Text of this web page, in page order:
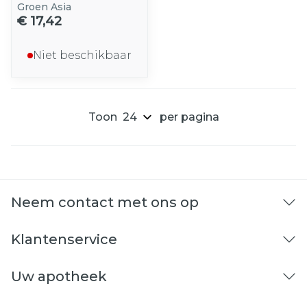
Groen Asia
€ 17,42
Niet beschikbaar
Toon per pagina
Neem contact met ons op
Klantenservice
Uw apotheek